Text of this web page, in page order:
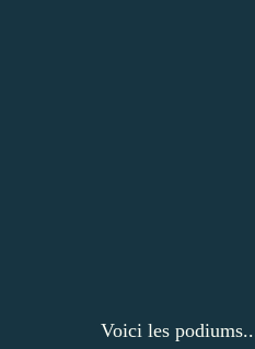
Voici les